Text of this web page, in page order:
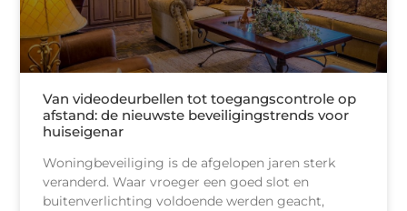
Van videodeurbellen tot toegangscontrole op
afstand: de nieuwste beveiligingstrends voor
huiseigenar
Woningbeveiliging is de afgelopen jaren sterk
veranderd. Waar vroeger een goed slot en
buitenverlichting voldoende werden geacht,